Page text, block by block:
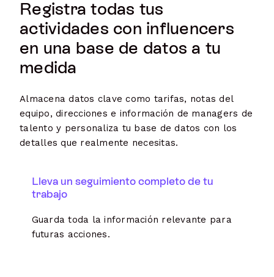
Registra todas tus
actividades con influencers
en una base de datos a tu
medida
Almacena datos clave como tarifas, notas del
equipo, direcciones e información de managers de
talento y personaliza tu base de datos con los
detalles que realmente necesitas.
Lleva un seguimiento completo de tu
trabajo
Guarda toda la información relevante para
futuras acciones.